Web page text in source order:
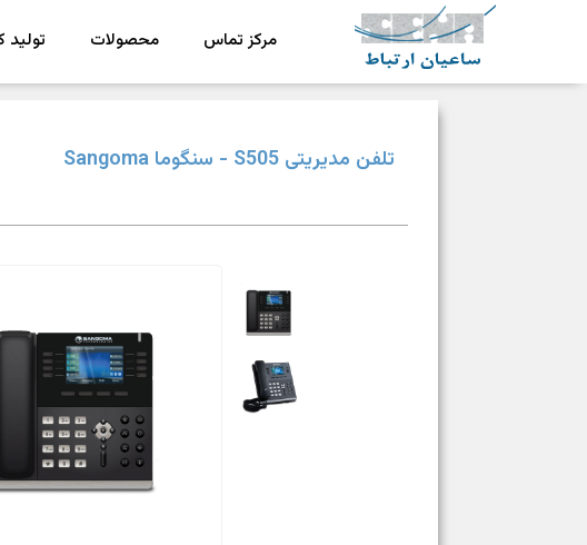
ش
رکت ساعیان ارتباط آینده پیشرو یکپارچگی و امنیت در ارتباط
مرکز تماس محصولات تولید
تلفن مدیریتی S505 - سنگوما Sangoma